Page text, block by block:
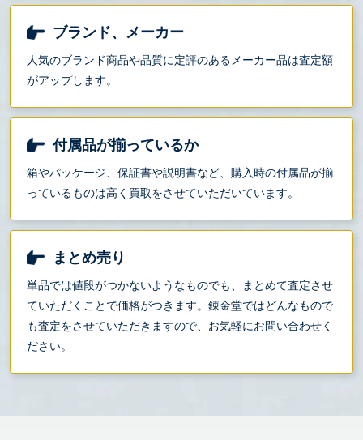
ブランド、メーカー
人気のブランド商品や品質に定評のあるメーカー品は査定額
がアップします。
付属品が揃っているか
箱やパッケージ、保証書や説明書など、購入時の付属品が揃
っているものは高く買取をさせていただいています。
まとめ売り
単品では値段がつかないようなものでも、まとめて査定させ
ていただくことで価格がつきます。錬金堂ではどんなもので
も査定をさせていただきますので、お気軽にお問い合わせく
ださい。